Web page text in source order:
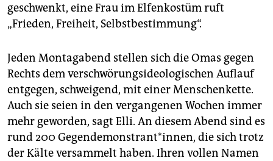
geschwenkt, eine Frau im Elfenkostüm ruft
„Frieden, Freiheit, Selbstbestimmung“.
Jeden Montagabend stellen sich die Omas gegen
Rechts dem verschwörungsideologischen Auflauf
entgegen, schweigend, mit einer Menschenkette.
Auch sie seien in den vergangenen Wochen immer
mehr geworden, sagt Elli. An diesem Abend sind es
rund 200 Gegendemonstrant*innen, die sich trotz
der Kälte versammelt haben. Ihren vollen Namen